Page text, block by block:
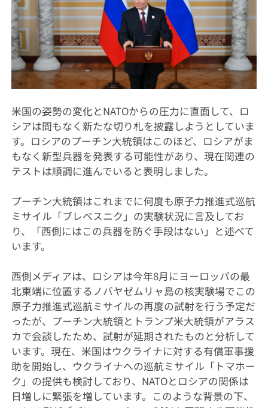
米国の姿勢の変化とNATOからの圧力に直面して、ロ
シアは間もなく新たな切り札を披露しようとしていま
す。ロシアのプーチン大統領はこのほど、ロシアがま
もなく新型兵器を発表する可能性があり、現在関連の
テストは順調に進んでいると表明しました。
プーチン大統領はこれまでに何度も原子力推進式巡航
ミサイル「ブレベスニク」の実験状況に言及してお
り、「西側にはこの兵器を防ぐ手段はない」と述べて
います。
西側メディアは、ロシアは今年8月にヨーロッパの最
北東端に位置するノバヤゼムリャ島の核実験場でこの
原子力推進式巡航ミサイルの再度の試射を行う予定だ
ったが、プーチン大統領とトランプ米大統領がアラス
カで会談したため、試射が延期されたものと分析して
います。現在、米国はウクライナに対する有償軍事援
助を開始し、ウクライナへの巡航ミサイル「トマホー
ク」の提供も検討しており、NATOとロシアの関係は
日増しに緊張を増しています。このような背景の下、